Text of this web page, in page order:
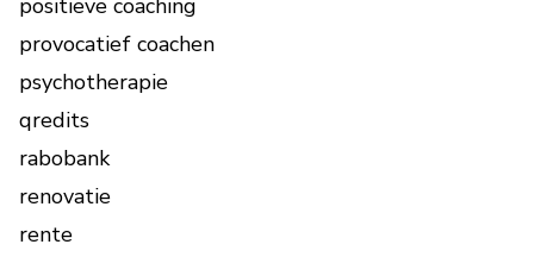
positieve coaching
provocatief coachen
psychotherapie
qredits
rabobank
renovatie
rente